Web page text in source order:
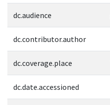
dc.audience
dc.contributor.author
dc.coverage.place
dc.date.accessioned